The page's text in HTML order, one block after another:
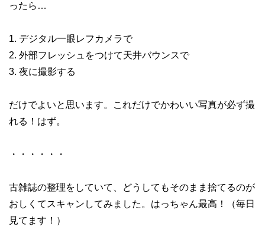
ったら…
1. デジタル一眼レフカメラで
2. 外部フレッシュをつけて天井バウンスで
3. 夜に撮影する
だけでよいと思います。これだけでかわいい写真が必ず撮
れる！はず。
・・・・・・
古雑誌の整理をしていて、どうしてもそのまま捨てるのが
おしくてスキャンしてみました。はっちゃん最高！（毎日
見てます！）